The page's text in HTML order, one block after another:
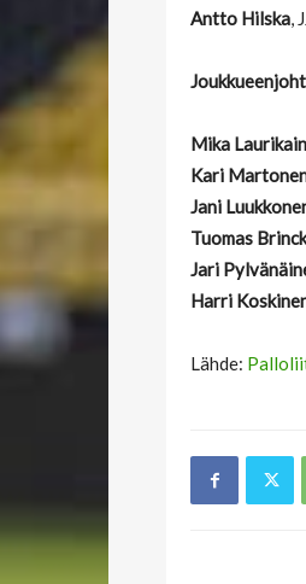
Antto Hilska,
Mika
Kari
Jani
Tuomas Brinck
Jari
Harri
Lähde: